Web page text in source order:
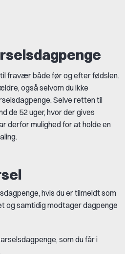
fravær både før og efter fødslen.
også selvom du ikke
Selve retten til
de 52 uger, hvor der gives
derfor mulighed for at holde en
hvis du er tilmeldt som
og samtidig modtager dagpenge
som du får i